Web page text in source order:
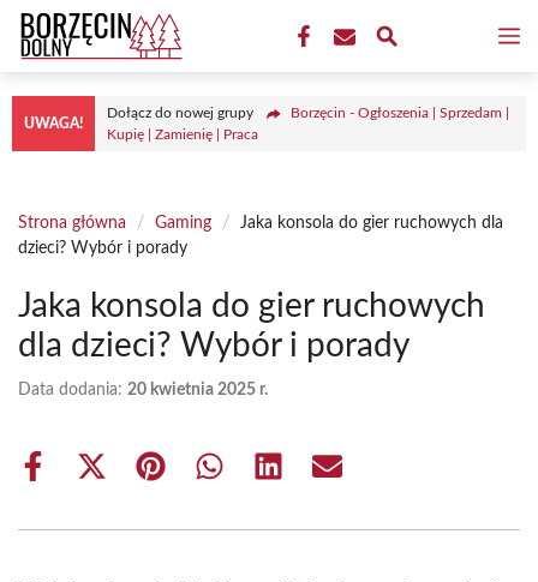
Przejdź
treści
UWAGA!
Dołącz do nowej grupy
Borzęcin - Ogłoszenia | Sprzedam |
Kupię | Zamienię | Praca
Strona główna / Gaming /
Jaka konsola do gier ruchowych dla
dzieci? Wybór i porady
Jaka konsola do gier ruchowych
dla dzieci? Wybór i porady
Data dodania: 20 kwietnia 2025 r.
Share
Share
(Twitter)
Share Share Share Share